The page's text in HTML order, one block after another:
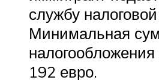
службу
Минимальная
налогообложения
192 евро.